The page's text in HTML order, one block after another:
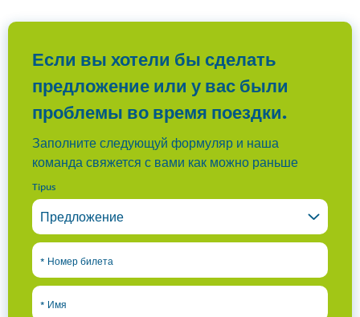
Если вы хотели бы сделать
предложение или у вас были
проблемы во время поездки.
Заполните следующуй формуляр и наша
команда свяжется с вами как можно раньше
Tipus
* Номер билета
* Имя